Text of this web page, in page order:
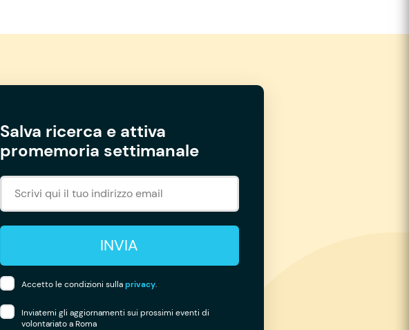
Salva ricerca e attiva
promemoria settimanale
INVIA
Accetto le condizioni sullaprivacy.
Inviatemi gli aggiornamenti sui prossimi eventi di
volontariato a Roma